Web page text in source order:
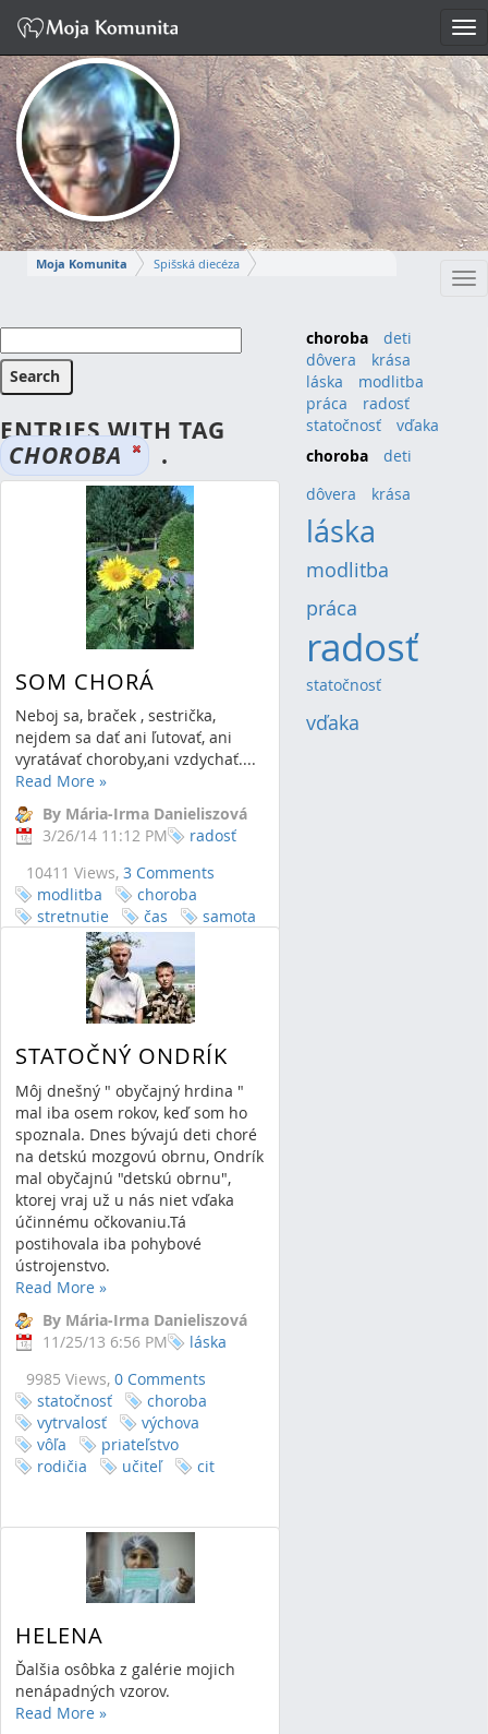
Moja Komunita
Spišská diecéza
MÁRIA-IRMA
ENTRIES WITH TAG
CHOROBA .
SOM CHORÁ
Neboj sa, braček , sestrička,
nejdem sa dať ani ľutovať, ani
vyratávať choroby,ani vzdychať....
Read More »
By Mária-Irma Danieliszová
3/26/14 11:12 PM
10411 Views, 3 Comments
radosť
modlitba
choroba
stretnutie
čas
samota
únava
STATOČNÝ ONDRÍK
Môj dnešný " obyčajný hrdina "
mal iba osem rokov, keď som ho
spoznala. Dnes bývajú deti choré
na detskú mozgovú obrnu, Ondrík
mal obyčajnú "detskú obrnu",
ktorej vraj už u nás niet vďaka
účinnému očkovaniu.Tá
postihovala iba pohybové
ústrojenstvo.
Read More »
By Mária-Irma Danieliszová
11/25/13 6:56 PM
9985 Views, 0 Comments
láska
statočnosť
choroba
vytrvalosť
výchova
vôľa
priateľstvo
rodičia
učiteľ cit
HELENA
Ďalšia osôbka z galérie mojich
nenápadných vzorov.
Read More »
choroba
deti
dôvera
krása
láska
modlitba
práca
radosť
statočnosť
vďaka
choroba (4)deti
dôvera (4)krása
láska
modlitba
práca
radosť(20)
statočnosť
vďaka